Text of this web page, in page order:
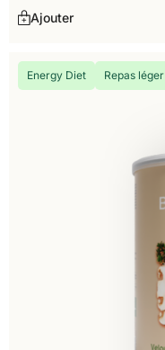
Ajouter
Energy Diet Repas léger